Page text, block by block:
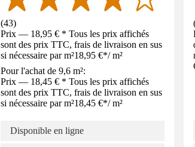
(43)
Prix — 18,95 € * Tous les prix affichés
sont des prix TTC, frais de livraison en sus
si nécessaire par m²18,95 €*/ m²
Pour l'achat de 9,6 m²:
Prix — 18,45 € * Tous les prix affichés
sont des prix TTC, frais de livraison en sus
si nécessaire par m²18,45 €*/ m²
Disponible en ligne